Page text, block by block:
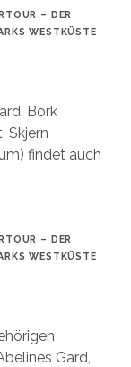
– DER
WESTKÜSTE
Bork
Skjern
findet auch
– DER
WESTKÜSTE
Gard,